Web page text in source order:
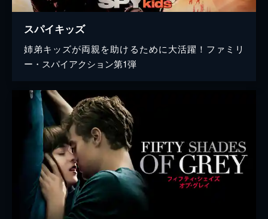
スパイキッズ
姉弟キッズが両親を助けるために大活躍！ファミリ
ー・スパイアクション第1弾